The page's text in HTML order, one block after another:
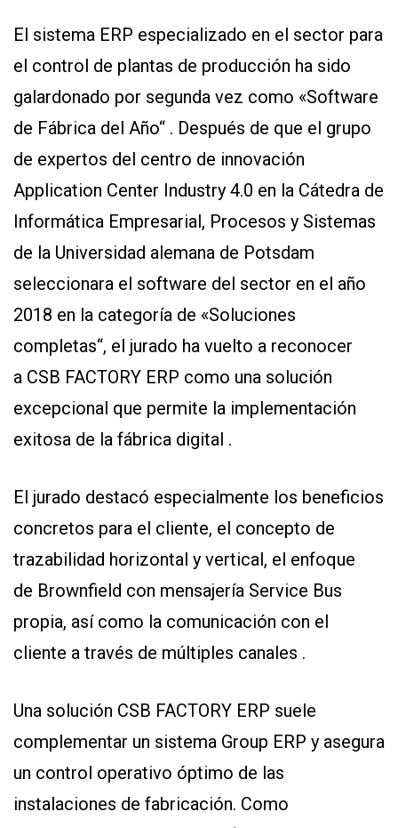
Y
POLÍTICAS
PRIVACIDAD
DEL
QUIENES
El sistema ERP especializado en el sector para
el control de plantas de producción ha sido
galardonado por segunda vez como «Software
de Fábrica del Año“ . Después de que el grupo
de expertos del centro de innovación
Application Center Industry 4.0 en la Cátedra de
Informática Empresarial, Procesos y Sistemas
de la Universidad alemana de Potsdam
seleccionara el software del sector en el año
2018 en la categoría de «Soluciones
completas“, el jurado ha vuelto a reconocer
a CSB FACTORY ERP como una solución
excepcional que permite la implementación
exitosa de la fábrica digital .
El jurado destacó especialmente los beneficios
concretos para el cliente, el concepto de
trazabilidad horizontal y vertical, el enfoque
de Brownfield con mensajería Service Bus
propia, así como la comunicación con el
cliente a través de múltiples canales .
Una solución CSB FACTORY ERP suele
complementar un sistema Group ERP y asegura
un control operativo óptimo de las
instalaciones de fabricación. Como